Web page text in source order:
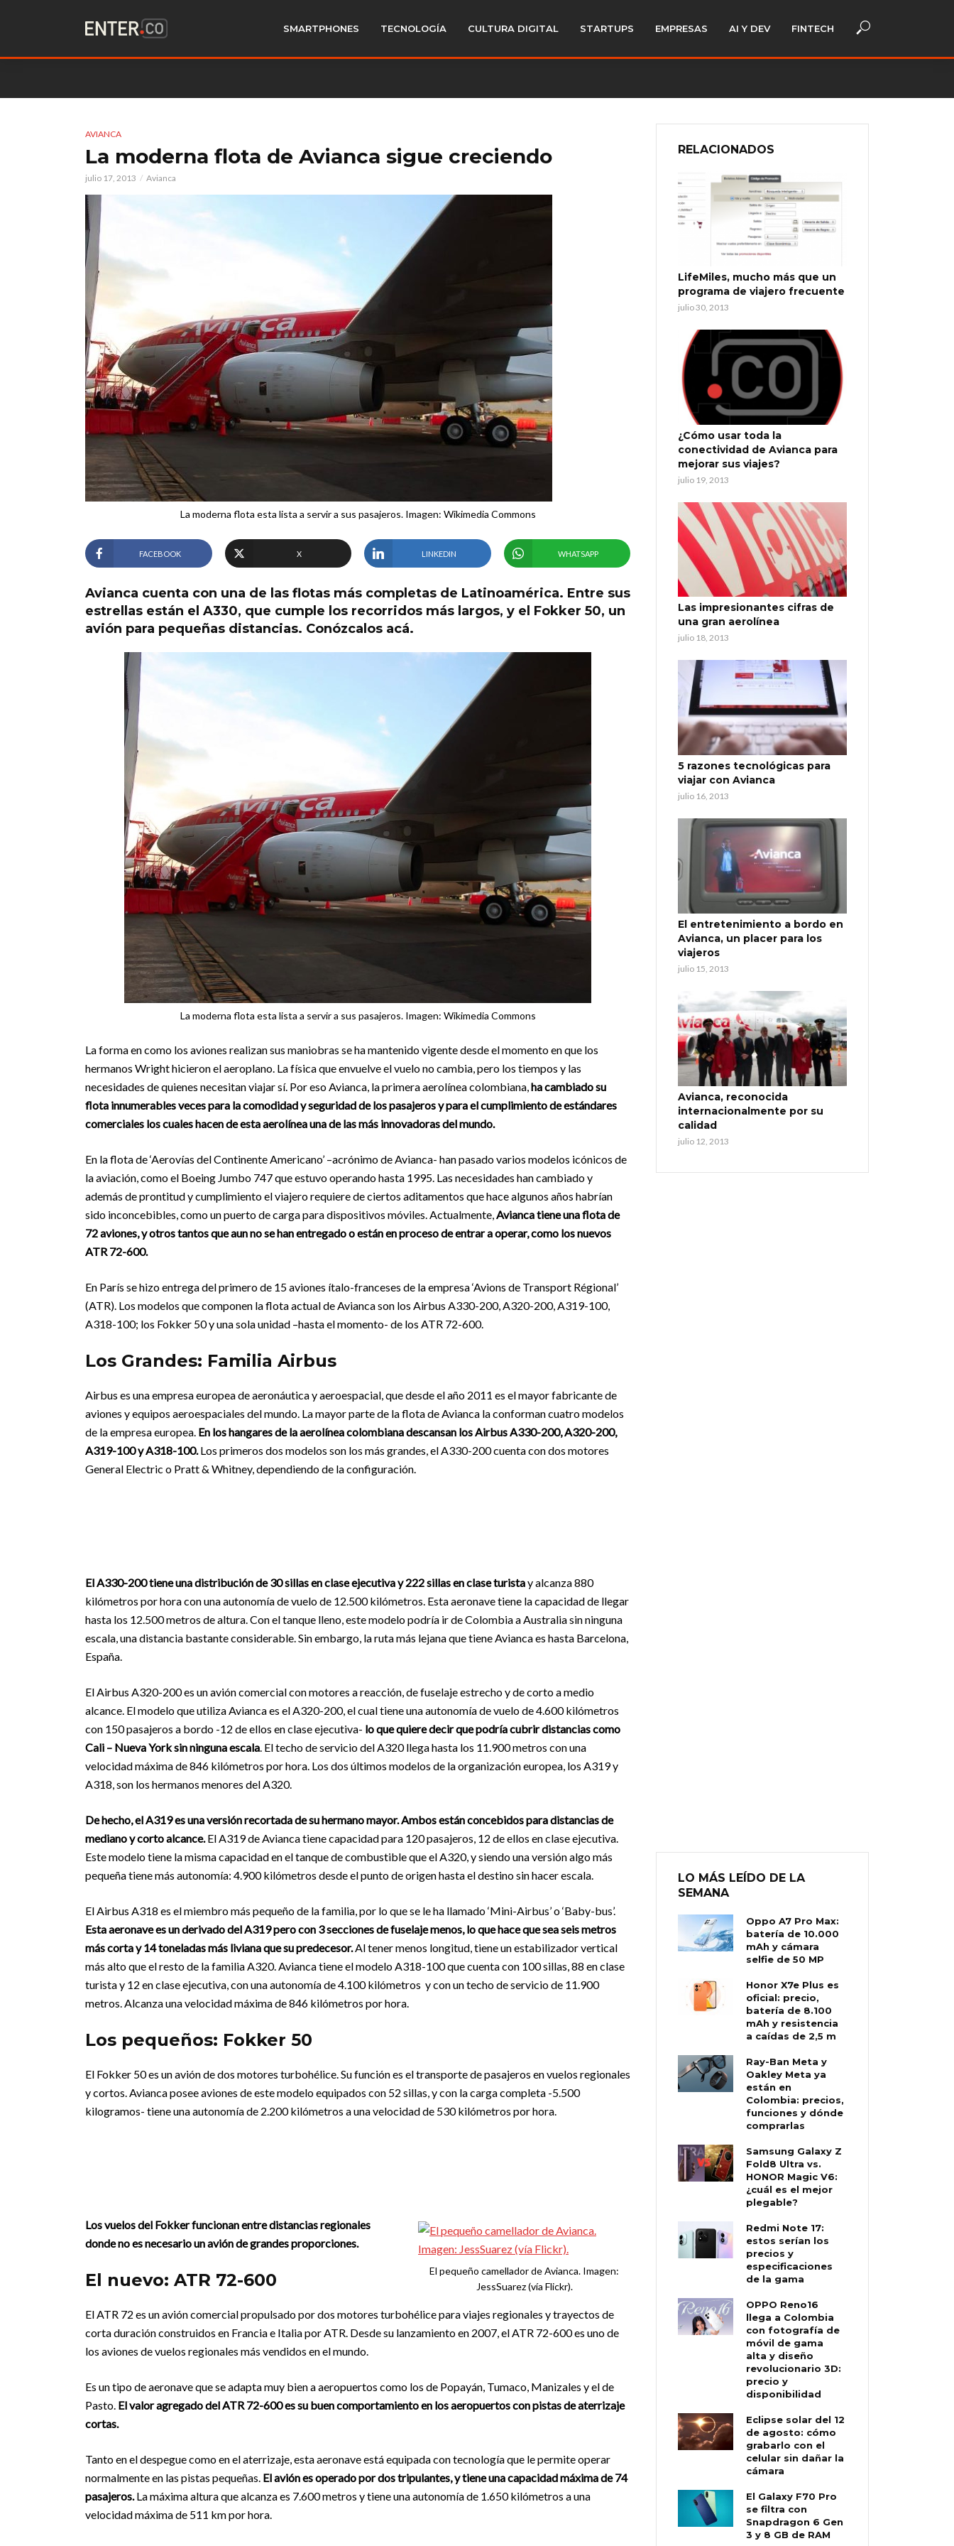
SMARTPHONES TECNOLOGÍA CULTURA DIGITAL STARTUPS EMPRESAS AI Y DEV FINTECH
AVIANCA
La moderna flota de Avianca sigue creciendo
julio 17, 2013 Avianca
La moderna flota esta lista a servir a sus pasajeros. Imagen: Wikimedia Commons
FACEBOOK X LINKEDIN WHATSAPP
Avianca cuenta con una de las flotas más completas de Latinoamérica. Entre sus
estrellas están el A330, que cumple los recorridos más largos, y el Fokker 50, un
avión para pequeñas distancias. Conózcalos acá.
La moderna flota esta lista a servir a sus pasajeros. Imagen: Wikimedia Commons
La forma en como los aviones realizan sus maniobras se ha mantenido vigente desde el momento en que los
hermanos Wright hicieron el aeroplano. La física que envuelve el vuelo no cambia, pero los tiempos y las
necesidades de quienes necesitan viajar sí. Por eso Avianca, la primera aerolínea colombiana,ha cambiado su
flota innumerables veces para la comodidad y seguridad de los pasajeros y para el cumplimiento de estándares
comerciales los cuales hacen de esta aerolínea una de las más innovadoras del mundo.
En la flota de ‘Aerovías del Continente Americano’ –acrónimo de Avianca- han pasado varios modelos icónicos de
la aviación, como el Boeing Jumbo 747 que estuvo operando hasta 1995. Las necesidades han cambiado y
además de prontitud y cumplimiento el viajero requiere de ciertos aditamentos que hace algunos años habrían
sido inconcebibles, como un puerto de carga para dispositivos móviles. Actualmente,Avianca tiene una flota de
72 aviones, y otros tantos que aun no se han entregado o están en proceso de entrar a operar, como los nuevos
ATR 72-600.
En París se hizo entrega del primero de 15 aviones ítalo-franceses de la empresa ‘Avions de Transport Régional’
(ATR). Los modelos que componen la flota actual de Avianca son los Airbus A330-200, A320-200, A319-100,
A318-100; los Fokker 50 y una sola unidad –hasta el momento- de los ATR 72-600.
Los Grandes: Familia Airbus
Airbus es una empresa europea de aeronáutica y aeroespacial, que desde el año 2011 es el mayor fabricante de
aviones y equipos aeroespaciales del mundo. La mayor parte de la flota de Avianca la conforman cuatro modelos
de la empresa europea. En los hangares de la aerolínea colombiana descansan los Airbus A330-200, A320-200,
A319-100 y A318-100.Los primeros dos modelos son los más grandes, el A330-200 cuenta con dos motores
General Electric o Pratt & Whitney, dependiendo de la configuración.
El A330-200 tiene una distribución de 30 sillas en clase ejecutiva y 222 sillas en clase turistay alcanza 880
kilómetros por hora con una autonomía de vuelo de 12.500 kilómetros. Esta aeronave tiene la capacidad de llegar
hasta los 12.500 metros de altura. Con el tanque lleno, este modelo podría ir de Colombia a Australia sin ninguna
escala, una distancia bastante considerable. Sin embargo, la ruta más lejana que tiene Avianca es hasta Barcelona,
España.
El Airbus A320-200 es un avión comercial con motores a reacción, de fuselaje estrecho y de corto a medio
alcance. El modelo que utiliza Avianca es el A320-200, el cual tiene una autonomía de vuelo de 4.600 kilómetros
con 150 pasajeros a bordo -12 de ellos en clase ejecutiva- lo que quiere decir que podría cubrir distancias como
Cali – Nueva York sin ninguna escala. El techo de servicio del A320 llega hasta los 11.900 metros con una
velocidad máxima de 846 kilómetros por hora. Los dos últimos modelos de la organización europea, los A319 y
A318, son los hermanos menores del A320.
De hecho, el A319 es una versión recortada de su hermano mayor. Ambos están concebidos para distancias de
mediano y corto alcance.El A319 de Avianca tiene capacidad para 120 pasajeros, 12 de ellos en clase ejecutiva.
Este modelo tiene la misma capacidad en el tanque de combustible que el A320, y siendo una versión algo más
pequeña tiene más autonomía: 4.900 kilómetros desde el punto de origen hasta el destino sin hacer escala.
El Airbus A318 es el miembro más pequeño de la familia, por lo que se le ha llamado ‘Mini-Airbus’ o ‘Baby-bus’.
Esta aeronave es un derivado del A319 pero con 3 secciones de fuselaje menos, lo que hace que sea seis metros
más corta y 14 toneladas más liviana que su predecesor.Al tener menos longitud, tiene un estabilizador vertical
más alto que el resto de la familia A320. Avianca tiene el modelo A318-100 que cuenta con 100 sillas, 88 en clase
turista y 12 en clase ejecutiva, con una autonomía de 4.100 kilómetros y con un techo de servicio de 11.900
metros. Alcanza una velocidad máxima de 846 kilómetros por hora.
Los pequeños: Fokker 50
El Fokker 50 es un avión de dos motores turbohélice. Su función es el transporte de pasajeros en vuelos regionales
y cortos. Avianca posee aviones de este modelo equipados con 52 sillas, y con la carga completa -5.500
kilogramos- tiene una autonomía de 2.200 kilómetros a una velocidad de 530 kilómetros por hora.
El pequeño camellador de Avianca. Imagen:
JessSuarez (vía Flickr).
Los vuelos del Fokker funcionan entre distancias regionales
donde no es necesario un avión de grandes proporciones.
El nuevo: ATR 72-600
El ATR 72 es un avión comercial propulsado por dos motores turbohélice para viajes regionales y trayectos de
corta duración construidos en Francia e Italia por ATR. Desde su lanzamiento en 2007, el ATR 72-600 es uno de
los aviones de vuelos regionales más vendidos en el mundo.
Es un tipo de aeronave que se adapta muy bien a aeropuertos como los de Popayán, Tumaco, Manizales y el de
Pasto. El valor agregado del ATR 72-600 es su buen comportamiento en los aeropuertos con pistas de aterrizaje
cortas.
Tanto en el despegue como en el aterrizaje, esta aeronave está equipada con tecnología que le permite operar
normalmente en las pistas pequeñas. El avión es operado por dos tripulantes, y tiene una capacidad máxima de 74
pasajeros.La máxima altura que alcanza es 7.600 metros y tiene una autonomía de 1.650 kilómetros a una
velocidad máxima de 511 km por hora.
RELACIONADOS
LifeMiles, mucho más que un
programa de viajero frecuente
julio 30, 2013
¿Cómo usar toda la
conectividad de Avianca para
mejorar sus viajes?
julio 19, 2013
Las impresionantes cifras de
una gran aerolínea
julio 18, 2013
5 razones tecnológicas para
viajar con Avianca
julio 16, 2013
El entretenimiento a bordo en
Avianca, un placer para los
viajeros
julio 15, 2013
Avianca, reconocida
internacionalmente por su
calidad
julio 12, 2013
LO MÁS LEÍDO DE LA
SEMANA
Oppo A7 Pro Max:
batería de 10.000
mAh y cámara
selfie de 50 MP
Honor X7e Plus es
oficial: precio,
batería de 8.100
mAh y resistencia
a caídas de 2,5 m
Ray-Ban Meta y
Oakley Meta ya
están en
Colombia: precios,
funciones y dónde
comprarlas
Samsung Galaxy Z
Fold8 Ultra vs.
HONOR Magic V6:
¿cuál es el mejor
plegable?
Redmi Note 17:
estos serían los
precios y
especificaciones
de la gama
OPPO Reno16
llega a Colombia
con fotografía de
móvil de gama
alta y diseño
revolucionario 3D:
precio y
disponibilidad
Eclipse solar del 12
de agosto: cómo
grabarlo con el
celular sin dañar la
cámara
El Galaxy F70 Pro
se filtra con
Snapdragon 6 Gen
3 y 8 GB de RAM